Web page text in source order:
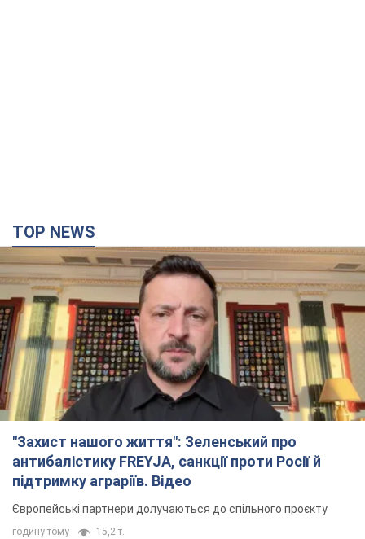
TOP NEWS
"Захист нашого життя": Зеленський про
антибалістику FREYJA, санкції проти Росії й
підтримку аграріїв. Відео
Європейські партнери долучаються до спільного проєкту
годину тому 15,2 т.